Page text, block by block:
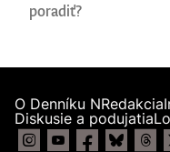
poradiť?
O Denníku NRedakcia
Diskusie a podujatia